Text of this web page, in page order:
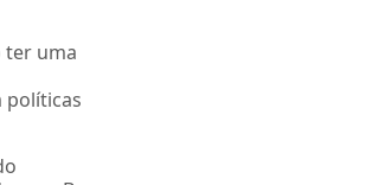
ter uma
políticas